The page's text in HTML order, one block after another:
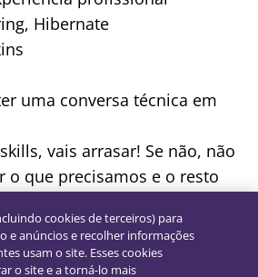
Hibernate
uma conversa técnica em
vais arrasar! Se não, não
o que precisamos e o resto
cookies de terceiros) para
e anúncios e recolher informações
usam o site. Esses cookies
o site e a torná-lo mais